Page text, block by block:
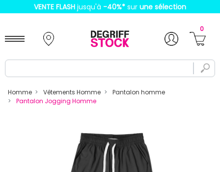
VENTE FLASH jusqu'à -40%* sur une sélection
0
Homme Vêtements Homme
Pantalon homme
Pantalon Jogging Homme